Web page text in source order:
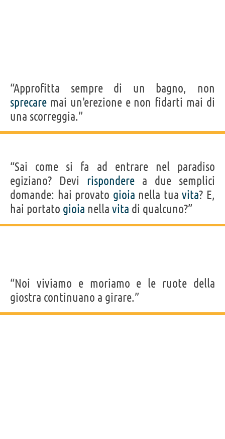
“Approfitta sempre di un bagno, non
sprecare mai un'erezione e non fidarti mai di
una scorreggia.”
“Sai come si fa ad entrare nel paradiso
egiziano? Devi rispondere a due semplici
domande: hai provato gioia nella tuavita? E,
hai portato gioia nella vita di qualcuno?”
“Noi viviamo e moriamo e le ruote della
giostra continuano a girare.”